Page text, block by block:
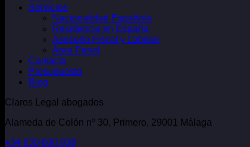
Servicios
Nacionalidad Española
Residencia en España
Asesoría Fiscal y Laboral
Área Penal
Contacto
Presupuesto
Blog
Claros Legal abogados
Alameda de Colón nº 30, Primero, 29001 Málaga
+34 630 600 938